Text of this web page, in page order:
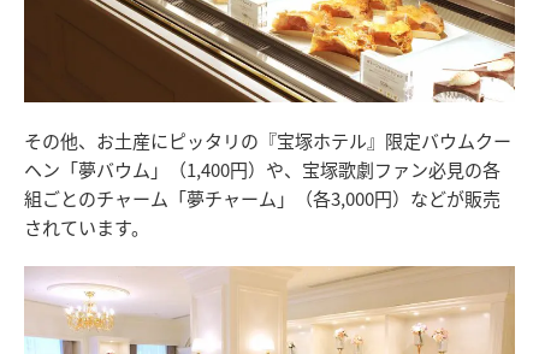
その他、お土産にピッタリの『宝塚ホテル』限定バウムクー
ヘン「夢バウム」（1,400円）や、宝塚歌劇ファン必見の各
組ごとのチャーム「夢チャーム」（各3,000円）などが販売
されています。